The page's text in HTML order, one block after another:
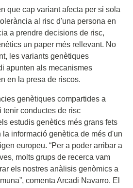
que cap variant afecta per si sola
al risc d'una persona en
a prendre decisions de risc,
un paper més rellevant. No
les variants genètiques
apunten als mecanismes
en la presa de riscos.
genètiques compartides a
tenir conductes de risc
estudis genètics més grans fets
informació genètica de més d'un
europeu. “Per a poder arribar a
molts grups de recerca vam
els nostres anàlisis genòmics a
comenta Arcadi Navarro. El